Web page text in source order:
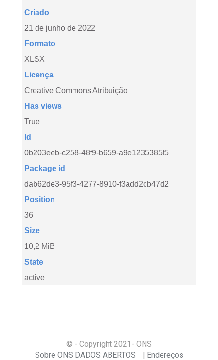
Criado
21 de junho de 2022
Formato
XLSX
Licença
Creative Commons Atribuição
Has views
True
Id
0b203eeb-c258-48f9-b659-a9e1235385f5
Package id
dab62de3-95f3-4277-8910-f3add2cb47d2
Position
36
Size
10,2 MiB
State
active
© - Copyright 2021 - ONS
Sobre ONS DADOS ABERTOS
Endereços